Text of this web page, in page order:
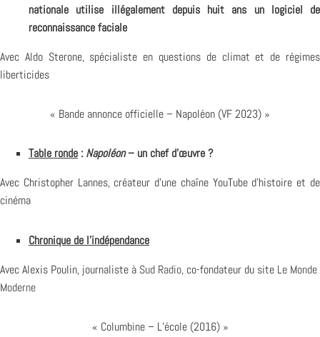
nationale utilise illégalement depuis huit ans un logiciel de
reconnaissance faciale
Avec Aldo Sterone, spécialiste en questions de climat et de régimes
liberticides
« Bande annonce officielle – Napoléon (VF 2023) »
Table ronde : Napoléon– un chef d’œuvre ?
Avec Christopher Lannes, créateur d’une chaîne YouTube d’histoire et de
cinéma
Chronique de l’indépendance
Avec Alexis Poulin, journaliste à Sud Radio, co-fondateur du site Le Monde
Moderne
« Columbine – L’école (2016) »